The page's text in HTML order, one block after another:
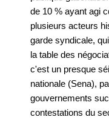
de 10 % ayant agi
plusieurs acteurs
garde syndicale,
la table des
c'est un presque
nationale (Sena),
gouvernements
contestations du